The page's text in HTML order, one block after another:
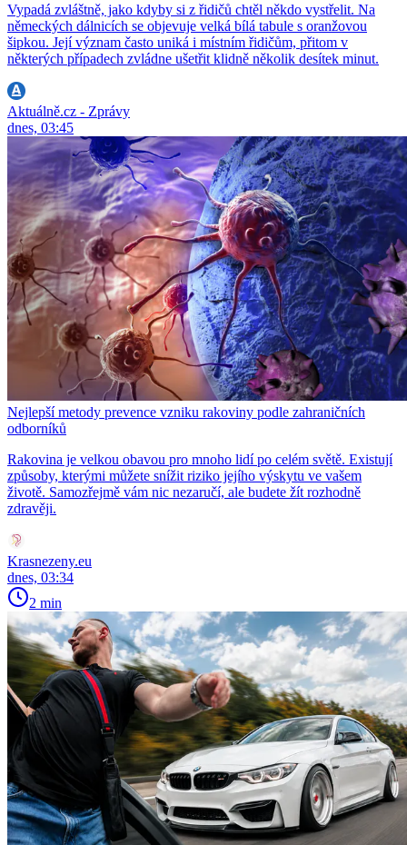
Vypadá zvláštně, jako kdyby si z řidičů chtěl někdo vystřelit. Na
německých dálnicích se objevuje velká bílá tabule s oranžovou
šipkou. Její význam často uniká i místním řidičům, přitom v
některých případech zvládne ušetřit klidně několik desítek minut.
Aktuálně.cz - Zprávy
dnes, 03:45
Nejlepší metody prevence vzniku rakoviny podle zahraničních
odborníků
Rakovina je velkou obavou pro mnoho lidí po celém světě. Existují
způsoby, kterými můžete snížit riziko jejího výskytu ve vašem
životě. Samozřejmě vám nic nezaručí, ale budete žít rozhodně
zdravěji.
Krasnezeny.eu
dnes, 03:34
2 min